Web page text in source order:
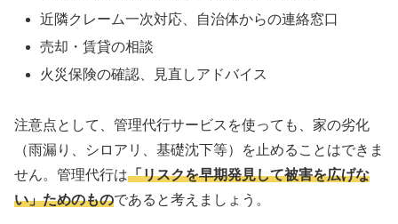
近隣クレーム一次対応、自治体からの連絡窓口
売却・賃貸の相談
火災保険の確認、見直しアドバイス
注意点として、管理代行サービスを使っても、家の劣化
（雨漏り、シロアリ、基礎沈下等）を止めることはできま
せん。管理代行は「リスクを早期発見して被害を広げな
い」ためのものであると考えましょう。